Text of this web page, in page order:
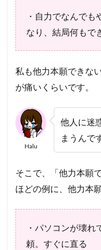
・自力でなんでも
なり、結局何もで
私も他力本願できな
が痛いくらいです。
Halu
他人に迷
まうんで
そこで、「他力本願
ほどの例に、他力本
・パソコンが壊
頼。すぐに直る